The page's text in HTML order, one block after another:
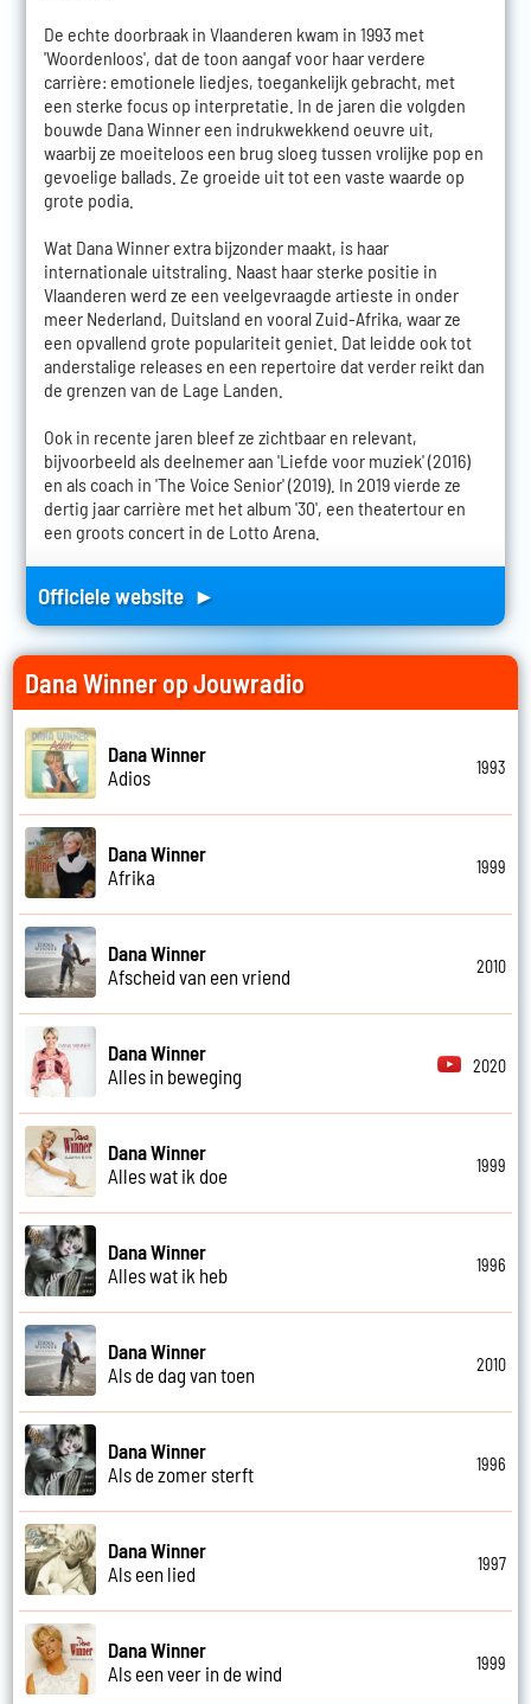
De echte doorbraak in Vlaanderen kwam in 1993 met
'Woordenloos', dat de toon aangaf voor haar verdere
carrière: emotionele liedjes, toegankelijk gebracht, met
een sterke focus op interpretatie. In de jaren die volgden
bouwde Dana Winner een indrukwekkend oeuvre uit,
waarbij ze moeiteloos een brug sloeg tussen vrolijke pop en
gevoelige ballads. Ze groeide uit tot een vaste waarde op
grote podia.
Wat Dana Winner extra bijzonder maakt, is haar
internationale uitstraling. Naast haar sterke positie in
Vlaanderen werd ze een veelgevraagde artieste in onder
meer Nederland, Duitsland en vooral Zuid-Afrika, waar ze
een opvallend grote populariteit geniet. Dat leidde ook tot
anderstalige releases en een repertoire dat verder reikt dan
de grenzen van de Lage Landen.
Ook in recente jaren bleef ze zichtbaar en relevant,
bijvoorbeeld als deelnemer aan 'Liefde voor muziek' (2016)
en als coach in 'The Voice Senior' (2019). In 2019 vierde ze
dertig jaar carrière met het album '30', een theatertour en
een groots concert in de Lotto Arena.
Officiele website ►
Dana Winner op Jouwradio
Dana Winner
Adios
1993
Dana Winner
Afrika
1999
Dana Winner
Afscheid van een vriend
2010
Dana Winner
Alles in beweging
2020
Dana Winner
Alles wat ik doe
1999
Dana Winner
Alles wat ik heb
1996
Dana Winner
Als de dag van toen
2010
Dana Winner
Als de zomer sterft
1996
Dana Winner
Als een lied
1997
Dana Winner
Als een veer in de wind
1999